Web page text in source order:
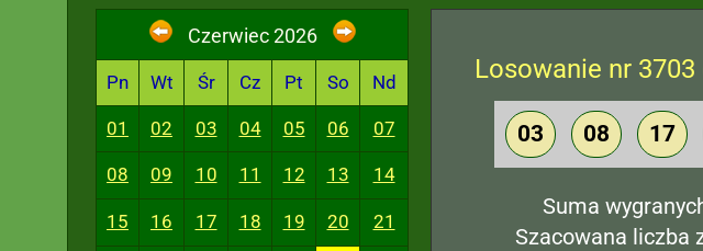
Czerwiec 2026
Pn Wt Śr Cz Pt So Nd
01 02 03 04 05 06 07
08 09 10 11 12 13 14
15 16 17 18 19 20 21
Losowanie nr
03 08 17
Suma
Szacowana liczba